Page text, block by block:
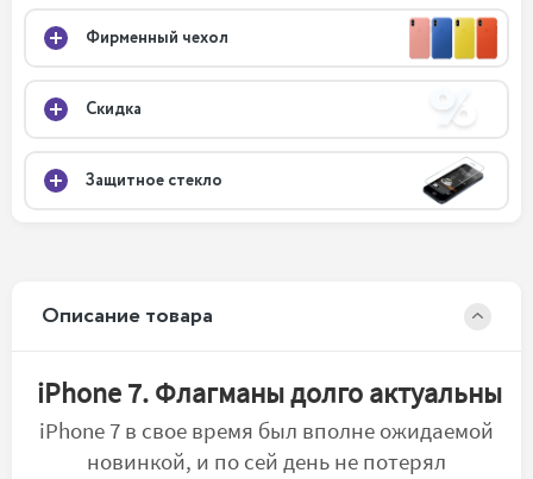
Фирменный чехол
Скидка
Защитное стекло
Описание товара
iPhone 7. Флагманы долго актуальны
iPhone 7 в свое время был вполне ожидаемой
новинкой, и по сей день не потерял